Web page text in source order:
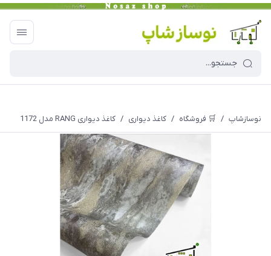
نوسازشاپ / 🛒 فروشگاه / کاغذ دیواری / کاغذ دیواری RANG مدل 1172